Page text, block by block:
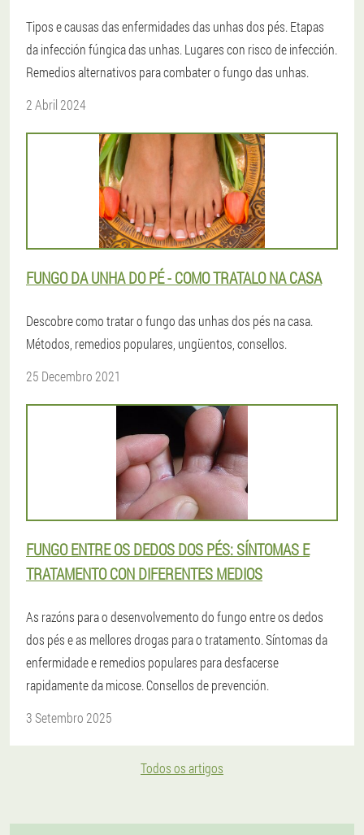
Tipos e causas das enfermidades das unhas dos pés. Etapas
da infección fúngica das unhas. Lugares con risco de infección.
Remedios alternativos para combater o fungo das unhas.
2 Abril 2024
FUNGO DA UNHA DO PÉ - COMO TRATALO NA CASA
Descobre como tratar o fungo das unhas dos pés na casa.
Métodos, remedios populares, ungüentos, consellos.
25 Decembro 2021
FUNGO ENTRE OS DEDOS DOS PÉS: SÍNTOMAS E
TRATAMENTO CON DIFERENTES MEDIOS
As razóns para o desenvolvemento do fungo entre os dedos
dos pés e as mellores drogas para o tratamento. Síntomas da
enfermidade e remedios populares para desfacerse
rapidamente da micose. Consellos de prevención.
3 Setembro 2025
Todos os artigos